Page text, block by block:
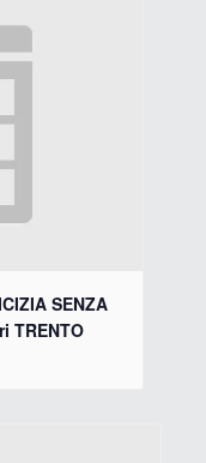
SENZA
TRENTO